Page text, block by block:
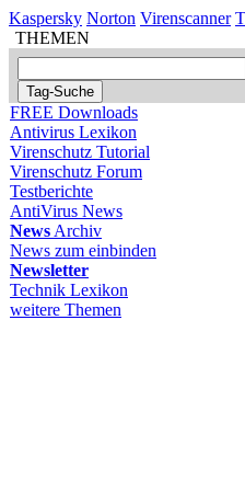
Kaspersky Norton Virenscanner
THEMEN
FREE Downloads
Antivirus Lexikon
Virenschutz Tutorial
Virenschutz Forum
Testberichte
AntiVirus News
News Archiv
News zum einbinden
Newsletter
Technik Lexikon
weitere Themen